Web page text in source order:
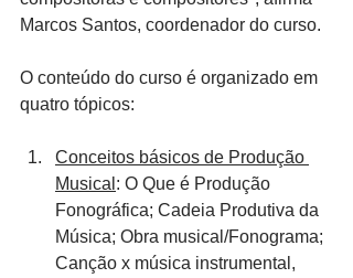
Marcos Santos, coordenador do curso.
O conteúdo do curso é organizado em
quatro tópicos:
Conceitos básicos de Produção
Musical : O Que é Produção
Fonográfica; Cadeia Produtiva da
Música; Obra musical/Fonograma;
Canção x música instrumental,